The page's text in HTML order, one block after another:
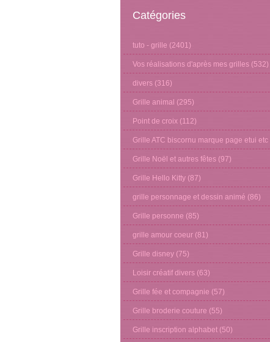
Catégories
tuto - grille (2401)
Vos réalisations d'après mes grilles (532)
divers (316)
Grille animal (295)
Point de croix (112)
Grille ATC biscornu marque page etui etc
Grille Noël et autres fêtes (97)
Grille Hello Kitty (87)
grille personnage et dessin animé (86)
Grille personne (85)
grille amour coeur (81)
Grille disney (75)
Loisir créatif divers (63)
Grille fée et compagnie (57)
Grille broderie couture (55)
Grille inscription alphabet (50)